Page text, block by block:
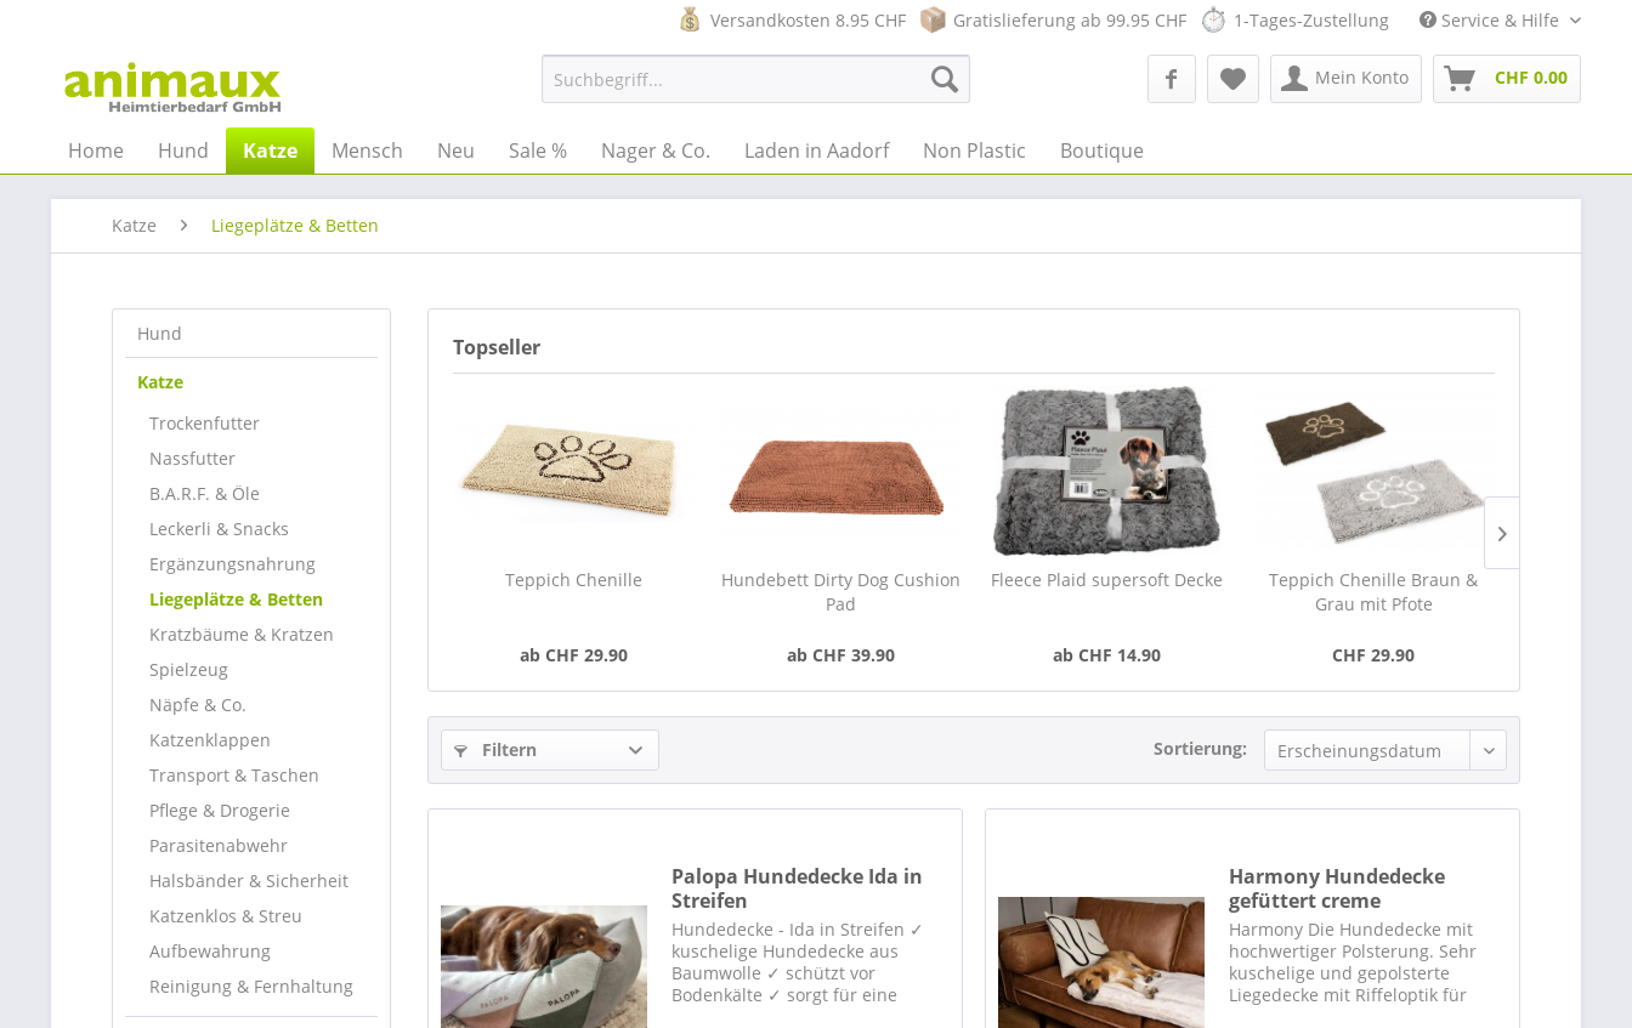
Versandkosten 8.95 CHF Gratislieferung ab 99.95 CHF 1-Tages-Zustellung Service & Hilfe
Mein Konto CHF 0.00
Home Hund Katze Mensch Neu Sale % Nager & Co. Laden in Aadorf Non Plastic Boutique
Katze Liegeplätze & Betten
Hund
Katze
Trockenfutter
Nassfutter
B.A.R.F. & Öle
Leckerli & Snacks
Ergänzungsnahrung
Liegeplätze & Betten
Kratzbäume & Kratzen
Spielzeug
Näpfe & Co.
Katzenklappen
Transport & Taschen
Pflege & Drogerie
Parasitenabwehr
Halsbänder & Sicherheit
Katzenklos & Streu
Aufbewahrung
Reinigung & Fernhaltung
Topseller
Teppich Chenille
ab CHF 29.90
Hundebett Dirty Dog Cushion
Pad
ab CHF 39.90
Fleece Plaid supersoft Decke
ab CHF 14.90
Teppich Chenille Braun &
Grau mit Pfote
CHF 29.90
Filtern Sortierung:
Palopa Hundedecke Ida in
Streifen
Hundedecke - Ida in Streifen ✓
kuschelige Hundedecke aus
Baumwolle ✓ schützt vor
Bodenkälte ✓ sorgt für eine
Harmony Hundedecke
gefüttert creme
Harmony Die Hundedecke mit
hochwertiger Polsterung. Sehr
kuschelige und gepolsterte
Liegedecke mit Riffeloptik für